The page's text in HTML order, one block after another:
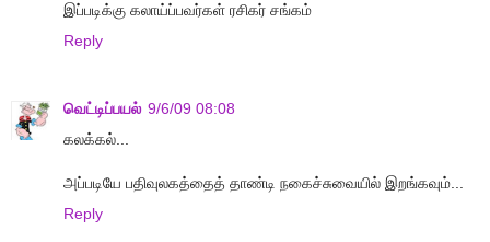
இப்படிக்கு கலாய்ப்பவர்கள் ரசிகர் சங்கம்
Reply
வெட்டிப்பயல் 9/6/09 08:08
கலக்கல்...
அப்படியே பதிவுலகத்தைத் தாண்டி நகைச்சுவையில் இறங்கவும்...
Reply